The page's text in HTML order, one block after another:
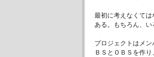
最初に考えなくて
ある。もちろん、い
プロジェクトはメ
ＢＳとＯＢＳを作